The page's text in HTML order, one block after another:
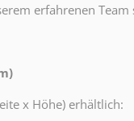
erfahrenen
x Höhe) erhältlich: